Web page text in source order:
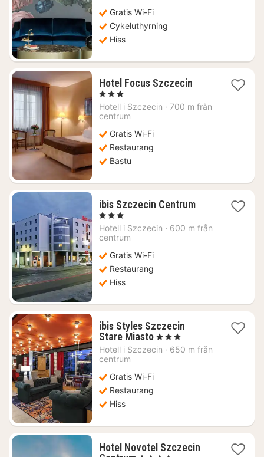
kr.
Gratis Wi-Fi
Cykeluthyrning
Hiss
Hotel Focus Szczecin1
från
, 3 Stjärnor
Hotell i Szczecin · 700 m från
centrum
Gratis Wi-Fi
Restaurang
Bastu
ibis Szczecin Centrum1
från
, 3 Stjärnor
Hotell i Szczecin · 600 m från
centrum
Gratis Wi-Fi
Restaurang
Hiss
ibis Styles Szczecin
Stare Miasto1
natt
, 3 Stjärnor
Hotell i Szczecin · 650 m från
centrum
Gratis Wi-Fi
Restaurang
Hiss
Hotel Novotel Szczecin